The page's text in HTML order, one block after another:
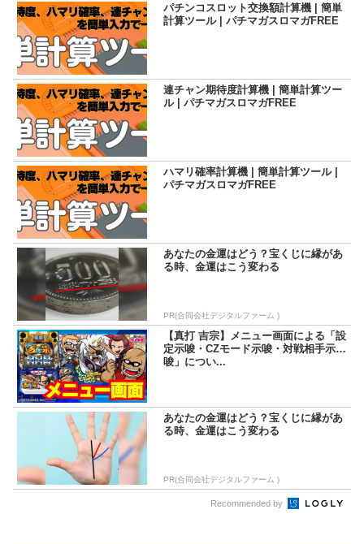
パチンコスロット交換額計算機 | 簡単
計算ツール | パチマガスロマガFREE
連チャン期待度計算機 | 簡単計算ツー
ル | パチマガスロマガFREE
ハマリ確率計算機 | 簡単計算ツール |
パチマガスロマガFREE
あなたの金運はどう？宝くじに縁があ
る時、金運はこう変わる
PR(合同会社デジタルファーム )
【真打 吉宗】メニュー画面による「設
定示唆・CZモード示唆・対戦相手示
唆」につい...
あなたの金運はどう？宝くじに縁があ
る時、金運はこう変わる
PR(合同会社デジタルファーム )
Recommended by